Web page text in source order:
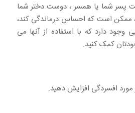
پسر شما یا همسر ، دوست دختر شما
ممکن است که احساس درماندگی کند،
دارد که با استفاده از آنها می
کمک کنید.
افسردگی افزایش دهید.